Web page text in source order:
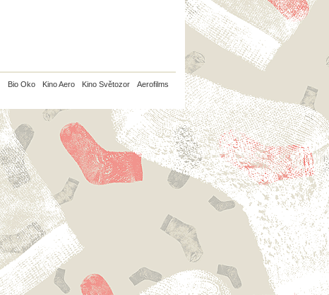
Bio Oko Kino Aero Kino Světozor Aerofilms